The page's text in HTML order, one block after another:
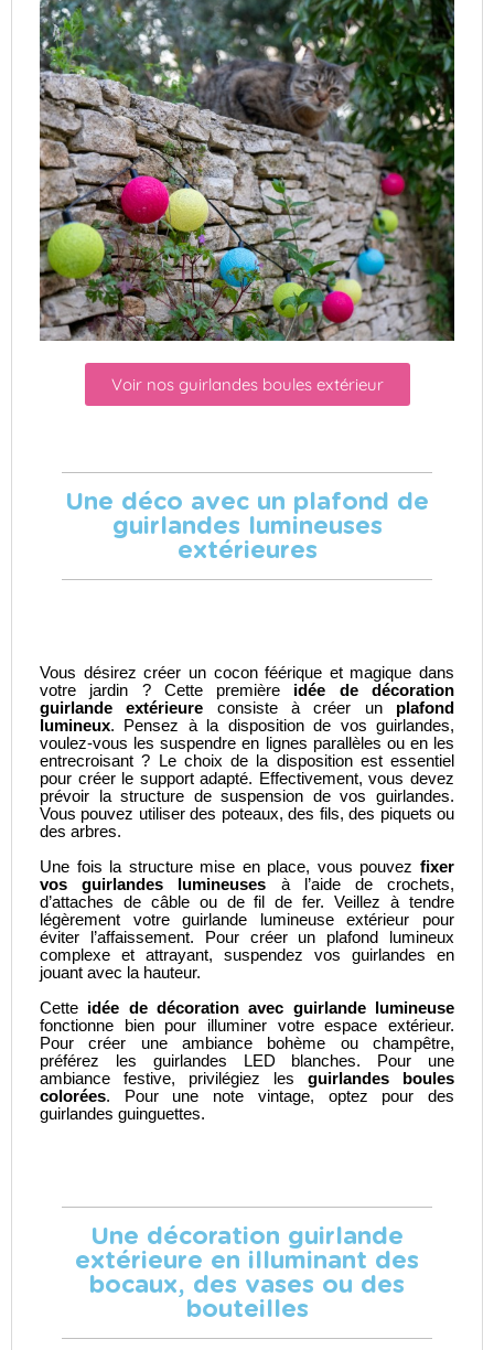
Voir nos guirlandes boules extérieur
Une déco avec un plafond de
guirlandes lumineuses
extérieures
Vous désirez créer un cocon féérique et magique dans
votre jardin ? Cette première idée de décoration
guirlande extérieure consiste à créer un plafond
lumineux. Pensez à la disposition de vos guirlandes,
voulez-vous les suspendre en lignes parallèles ou en les
entrecroisant ? Le choix de la disposition est essentiel
pour créer le support adapté. Effectivement, vous devez
prévoir la structure de suspension de vos guirlandes.
Vous pouvez utiliser des poteaux, des fils, des piquets ou
des arbres.
Une fois la structure mise en place, vous pouvez fixer
vos guirlandes lumineuses à l’aide de crochets,
d’attaches de câble ou de fil de fer. Veillez à tendre
légèrement votreguirlande lumineuse extérieur pour
éviter l’affaissement. Pour créer un plafond lumineux
complexe et attrayant, suspendez vos guirlandes en
jouant avec la hauteur.
Cette idée de décoration avec guirlande lumineuse
fonctionne bien pour illuminer votre espace extérieur.
Pour créer une ambiance bohème ou champêtre,
préférez les guirlandes LED blanches. Pour une
ambiance festive, privilégiez les guirlandes boules
colorées. Pour une note vintage, optez pour des
guirlandes guinguettes.
Une décoration guirlande
extérieure en illuminant des
bocaux, des vases ou des
bouteilles